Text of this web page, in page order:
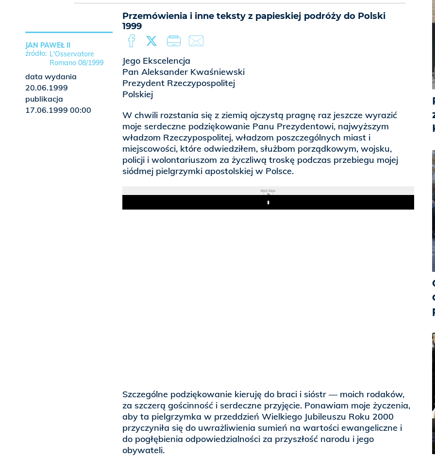
Przemówienia i inne teksty z papieskiej podróży do Polski
1999
Jego Ekscelencja
Pan Aleksander Kwaśniewski
Prezydent Rzeczypospolitej
Polskiej
W chwili rozstania się z ziemią ojczystą pragnę raz jeszcze wyrazić
moje serdeczne podziękowanie Panu Prezydentowi, najwyższym
władzom Rzeczypospolitej, władzom poszczególnych miast i
miejscowości, które odwiedziłem, służbom porządkowym, wojsku,
policji i wolontariuszom za życzliwą troskę podczas przebiegu mojej
siódmej pielgrzymki apostolskiej w Polsce.
REKLAMA
Play
Szczególne podziękowanie kieruję do braci i sióstr — moich rodaków,
za szczerą gościnność i serdeczne przyjęcie. Ponawiam moje życzenia,
aby ta pielgrzymka w przeddzień Wielkiego Jubileuszu Roku 2000
przyczyniła się do uwrażliwienia sumień na wartości ewangeliczne i
do pogłębienia odpowiedzialności za przyszłość narodu i jego
obywateli.
JAN PAWEŁ II
L'Osservatore
Romano 08/1999
data wydania
20.06.1999
publikacja
17.06.1999 00:00